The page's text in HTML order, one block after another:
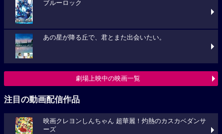
ブルーロック
あの星が降る丘で、君とまた出会いたい。
劇場上映中の映画一覧
注目の動画配信作品
映画クレヨンしんちゃん 超華麗！灼熱のカスカベダンサ
ーズ